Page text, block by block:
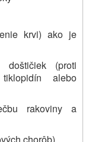
krvi) ako je
(proti
alebo
rakoviny a